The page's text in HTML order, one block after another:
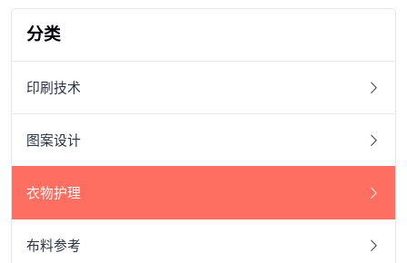
分类
印刷技术
图案设计
衣物护理
布料参考